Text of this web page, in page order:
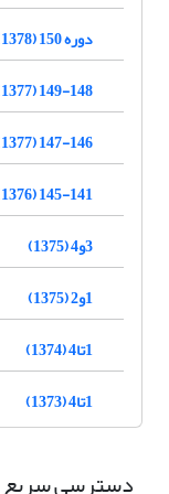
دوره 150 (1378)
149-148 (1377)
147-146 (1377)
145-141 (1376)
3و4 (1375)
1و2 (1375)
1تا4 (1374)
1تا4 (1373)
دسترسی سریع